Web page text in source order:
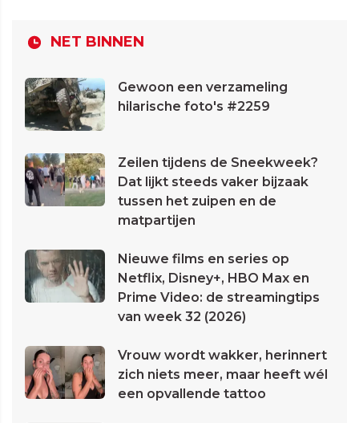
NET BINNEN
Gewoon een verzameling
hilarische foto's #2259
Zeilen tijdens de Sneekweek?
Dat lijkt steeds vaker bijzaak
tussen het zuipen en de
matpartijen
Nieuwe films en series op
Netflix, Disney+, HBO Max en
Prime Video: de streamingtips
van week 32 (2026)
Vrouw wordt wakker, herinnert
zich niets meer, maar heeft wél
een opvallende tattoo